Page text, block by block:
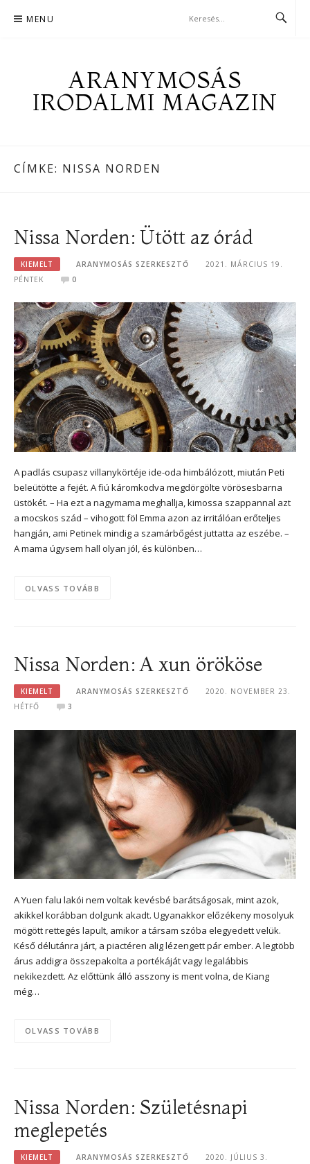
MENU
ARANYMOSÁS
IRODALMI MAGAZIN
CÍMKE: NISSA NORDEN
Nissa Norden: Ütött az órád
KIEMELT ARANYMOSÁS SZERKESZTŐ
2021. MÁRCIUS 19.
PÉNTEK
0
A padlás csupasz villanykörtéje ide-oda himbálózott, miután Peti
beleütötte a fejét. A fiú káromkodva megdörgölte vörösesbarna
üstökét. – Ha ezt a nagymama meghallja, kimossa szappannal azt
a mocskos szád – vihogott föl Emma azon az irritálóan erőteljes
hangján, ami Petinek mindig a szamárbőgést juttatta az eszébe. –
A mama úgysem hall olyan jól, és különben…
OLVASS TOVÁBB
Nissa Norden: A xun örököse
KIEMELT ARANYMOSÁS SZERKESZTŐ
2020. NOVEMBER 23.
HÉTFŐ
3
A Yuen falu lakói nem voltak kevésbé barátságosak, mint azok,
akikkel korábban dolgunk akadt. Ugyanakkor előzékeny mosolyuk
mögött rettegés lapult, amikor a társam szóba elegyedett velük.
Késő délutánra járt, a piactéren alig lézengett pár ember. A legtöbb
árus addigra összepakolta a portékáját vagy legalábbis
nekikezdett. Az előttünk álló asszony is ment volna, de Kiang
még…
OLVASS TOVÁBB
Nissa Norden: Születésnapi
meglepetés
KIEMELT ARANYMOSÁS SZERKESZTŐ
2020. JÚLIUS 3.